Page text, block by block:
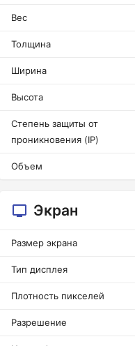
Вес
Толщина
Ширина
Высота
Степень защиты от
проникновения (IP)
Объем
Экран
Размер экрана
Тип дисплея
Плотность пикселей
Разрешение